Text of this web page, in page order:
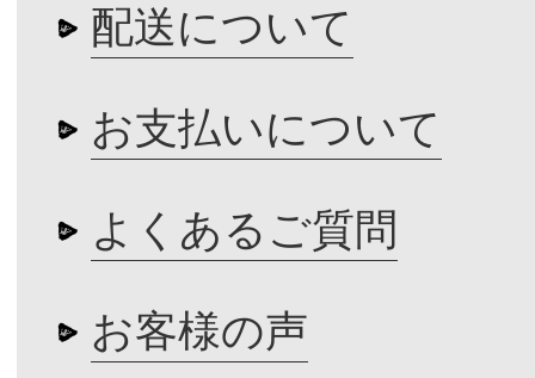
配送について
お支払いについて
よくあるご質問
お客様の声